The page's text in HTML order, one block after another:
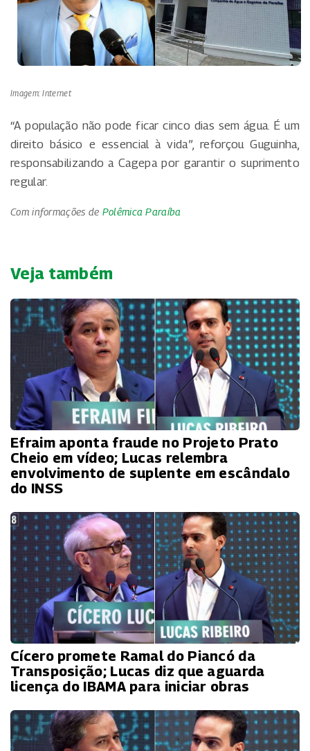
Imagem: Internet
“A população não pode ficar cinco dias sem água. É um
direito básico e essencial à vida”, reforçou Guguinha,
responsabilizando a Cagepa por garantir o suprimento
regular.
Com informações de Polêmica Paraíba
Veja também
Efraim aponta fraude no Projeto Prato
Cheio em vídeo; Lucas relembra
envolvimento de suplente em escândalo
do INSS
Cícero promete Ramal do Piancó da
Transposição; Lucas diz que aguarda
licença do IBAMA para iniciar obras